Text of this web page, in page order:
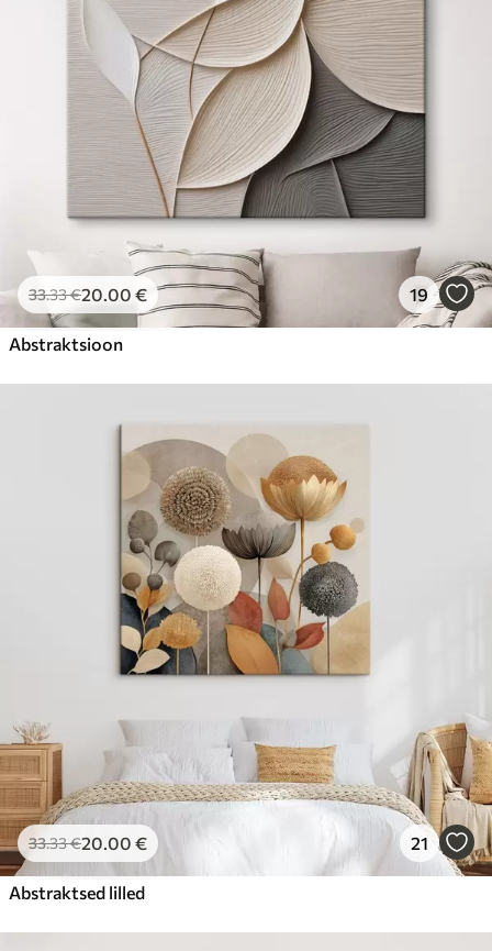
33.33€20.00 € 19
Abstraktsioon
33.33€20.00 € 21
Abstraktsed lilled